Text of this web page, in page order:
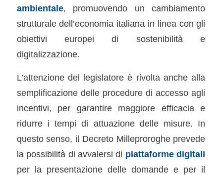
ambientale, promuovendo un cambiamento
strutturale dell’economia italiana in linea con gli
obiettivi europei di sostenibilità e
digitalizzazione.
L’attenzione del legislatore è rivolta anche alla
semplificazione delle procedure di accesso agli
incentivi, per garantire maggiore efficacia e
ridurre i tempi di attuazione delle misure. In
questo senso, il Decreto Milleproroghe prevede
la possibilità di avvalersi di piattaforme digitali
per la presentazione delle domande e per il